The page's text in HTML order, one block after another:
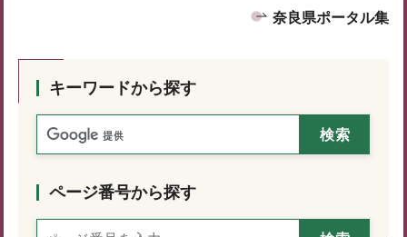
奈良県ポータル集
キーワードから探す
ページ番号から探す